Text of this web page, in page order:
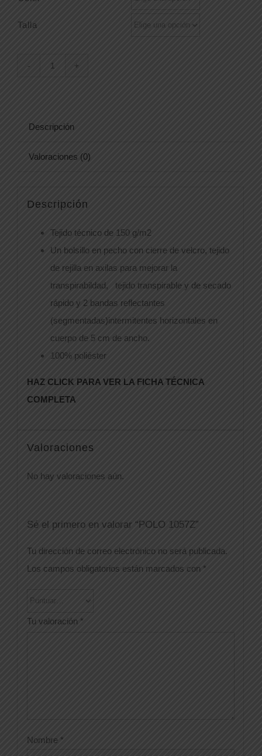
Talla
Descripción
Valoraciones (0)
Descripción
Tejido técnico de 150 g/m2
Un bolsillo en pecho con cierre de velcro, tejido
de rejilla en axilas para mejorar la
transpirabildad, tejido transpirable y de secado
rápido y 2 bandas reflectantes
(segmentadas)intermitentes horizontales en
cuerpo de 5 cm de ancho.
100% poliéster
HAZ CLICK PARA VER LA FICHA TÉCNICA
COMPLETA
Valoraciones
No hay valoraciones aún.
Sé el primero en valorar “POLO 1057Z”
Tu dirección de correo electrónico no será publicada.
Los campos obligatorios están marcados con *
Tu valoración *
Nombre *